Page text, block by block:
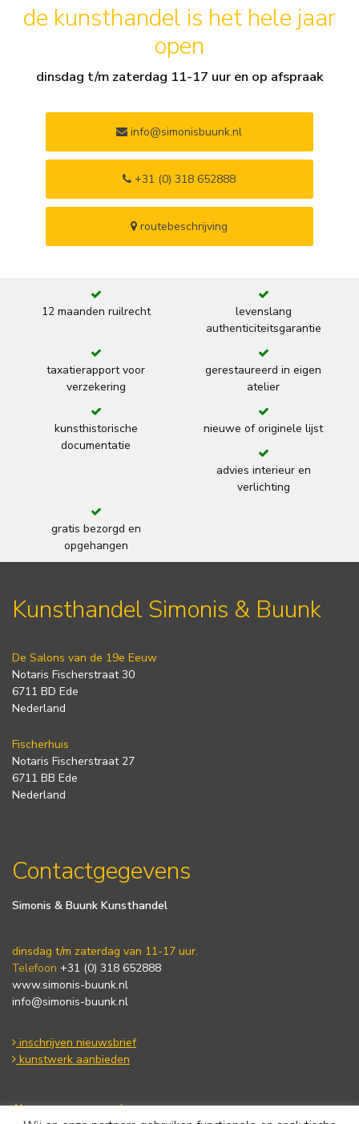
de kunsthandel is het hele jaar
open
dinsdag t/m zaterdag 11-17 uur en op afspraak
info@simonisbuunk.nl
+31 (0) 318 652888
routebeschrijving
12 maanden ruilrecht
levenslang
authenticiteitsgarantie
taxatierapport voor
verzekering
gerestaureerd in eigen
atelier
kunsthistorische
documentatie
nieuwe of originele lijst
advies interieur en
verlichting
gratis bezorgd en
opgehangen
Kunsthandel Simonis & Buunk
De Salons van de 19e Eeuw
Notaris Fischerstraat 30
6711 BD Ede
Nederland
Fischerhuis
Notaris Fischerstraat 27
6711 BB Ede
Nederland
Contactgegevens
Simonis & Buunk Kunsthandel
dinsdag t/m zaterdag van 11-17 uur.
Telefoon +31 (0) 318 652888
www.simonis-buunk.nl
info@simonis-buunk.nl
inschrijven nieuwsbrief
kunstwerk aanbieden
Algemene voorwaarden